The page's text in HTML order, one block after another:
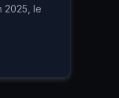
2025, le